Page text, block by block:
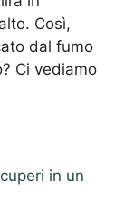
Così,
dal fumo
Ci vediamo
in un